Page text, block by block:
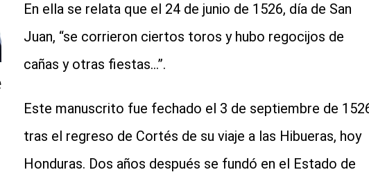
En ella se relata que el 24 de junio de 1526, día de San
Juan, “se corrieron ciertos toros y hubo regocijos de
cañas y otras fiestas…”.
Este manuscrito fue fechado el 3 de septiembre de
tras el regreso de Cortés de su viaje a las Hibueras, hoy
Honduras. Dos años después se fundó en el Estado de